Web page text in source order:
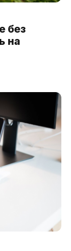
без
на